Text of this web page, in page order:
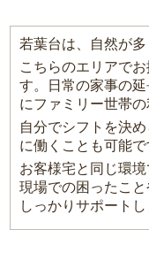
若葉台は、自然が
こちらのエリアで
す。日常の家事の
にファミリー世帯
自分でシフトを決
に働くことも可能で
お客様宅と同じ環
現場での困ったこ
しっかりサポートし